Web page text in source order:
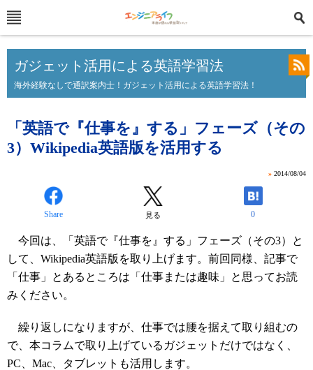
ガジェット活用による英語学習法
海外経験なしで通訳案内士！ガジェット活用による英語学習法！
「英語で『仕事を』する」フェーズ（その
3）Wikipedia英語版を活用する
» 2014/08/04
Share 見る 0
今回は、「英語で『仕事を』する」フェーズ（その3）と
して、Wikipedia英語版を取り上げます。前回同様、記事で
「仕事」とあるところは「仕事または趣味」と思ってお読
みください。
繰り返しになりますが、仕事では腰を据えて取り組むの
で、本コラムで取り上げているガジェットだけではなく、
PC、Mac、タブレットも活用します。